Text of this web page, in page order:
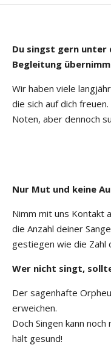
Du singst gern unter
Begleitung
Wir haben viele
die sich auf dich
Noten, aber dennoch
Nur Mut und keine
Nimm mit uns Kontakt
die Anzahl deiner
gestiegen wie die Zahl
Wer nicht singt,
Der sagenhafte
erweichen.
Doch Singen kann
hält gesund!